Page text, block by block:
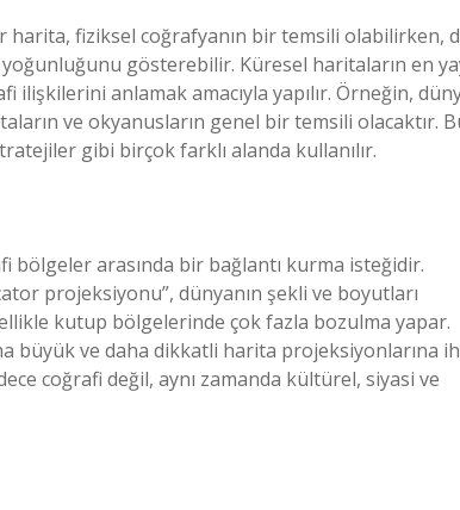
harita, fiziksel coğrafyanın bir temsili olabilirken,
gösterebilir. Küresel haritaların en
ilişkilerini anlamak amacıyla yapılır. Örneğin,
ve okyanusların genel bir temsili olacaktır.
gibi birçok farklı alanda kullanılır.
bölgeler arasında bir bağlantı kurma isteğidir.
projeksiyonu”, dünyanın şekli ve boyutları
kutup bölgelerinde çok fazla bozulma yapar.
büyük ve daha dikkatli harita projeksiyonlarına
coğrafi değil, aynı zamanda kültürel, siyasi ve